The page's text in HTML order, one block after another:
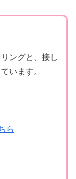
ングと、接し
います。
ら